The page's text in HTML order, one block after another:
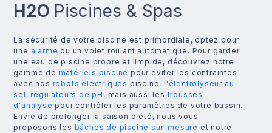
H2O Piscines & Spas
La sécurité de votre piscine est primordiale, optez pour
une alarme ou un volet roulant automatique. Pour garder
une eau de piscine propre et limpide, découvrez notre
gamme de matériels piscine pour éviter les contraintes
avec nos robots électriques piscine, l'électrolyseur au
sel ,régulateurs de pH , mais aussi lestrousses
d'analyse pour contrôler les paramètres de votre bassin.
Envie de prolonger la saison d'été, nous vous
proposons les bâches de piscine sur-mesure et notre